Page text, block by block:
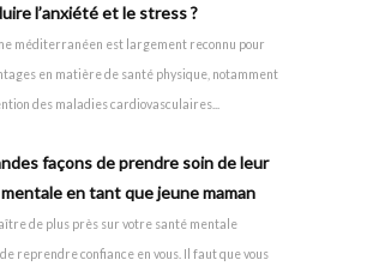
l’anxiété et le stress ?
méditerranéen est largement reconnu pour
en matière de santé physique, notamment
des maladies cardiovasculaires...
façons de prendre soin de leur
en tant que jeune maman
de plus près sur votre santé mentale
reprendre confiance en vous. Il faut que vous